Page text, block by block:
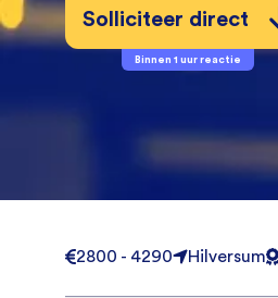
Solliciteer direct
Binnen 1 uur reactie
2800 - 4290 Hilversum